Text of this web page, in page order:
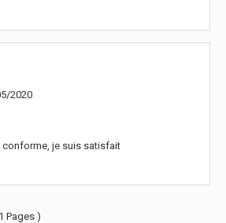
2020
je suis satisfait
Pages )